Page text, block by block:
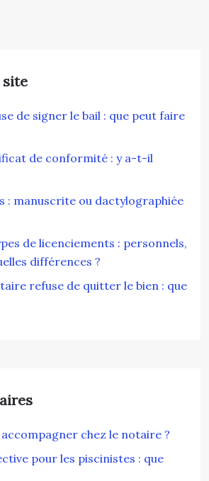
site
de signer le bail : que peut faire
de conformité : y a-t-il
: manuscrite ou dactylographiée
de licenciements : personnels,
différences ?
refuse de quitter le bien : que
chez le notaire ?
pour les piscinistes : que